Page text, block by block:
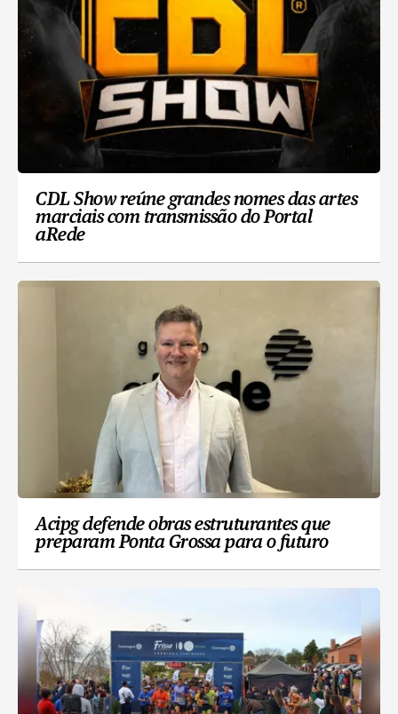
CDL Show reúne grandes nomes das artes
marciais com transmissão do Portal
aRede
Acipg defende obras estruturantes que
preparam Ponta Grossa para o futuro